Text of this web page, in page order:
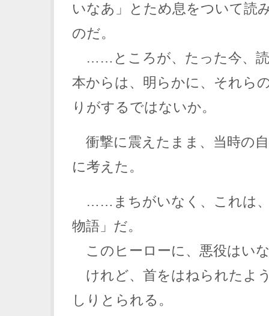
いなあ」とため息をついて読
のだ。
……ところが、たった今、読
本からは、明らかに、それら
りがするではないか。
衝撃に震えたまま、当時の
に考えた。
……まちがいなく、これは
物語」だ。
このヒーローに、悪役はい
けれど、首をはねられたよ
しりとられる。